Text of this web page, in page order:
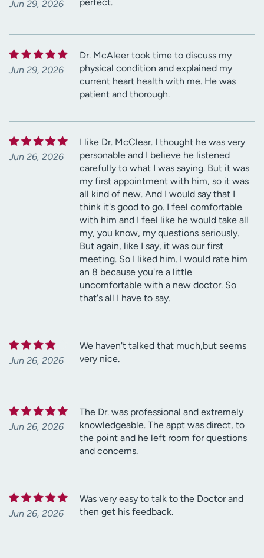
Jun 29, 2026
Jun 29, 2026
Dr. McAleer took time to discuss my
physical condition and explained my
current heart health with me. He was
patient and thorough.
Jun 26, 2026
I like Dr. McClear. I thought he was very
personable and I believe he listened
carefully to what I was saying. But it was
my first appointment with him, so it was
all kind of new. And I would say that I
think it's good to go. I feel comfortable
with him and I feel like he would take all
my, you know, my questions seriously.
But again, like I say, it was our first
meeting. So I liked him. I would rate him
an 8 because you're a little
uncomfortable with a new doctor. So
that's all I have to say.
Jun 26, 2026
We haven't talked that much,but seems
very nice.
Jun 26, 2026
The Dr. was professional and extremely
knowledgeable. The appt was direct, to
the point and he left room for questions
and concerns.
Jun 26, 2026
Was very easy to talk to the Doctor and
then get his feedback.